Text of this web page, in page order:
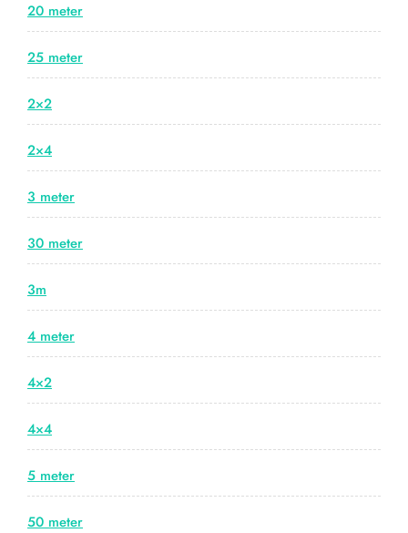
20 meter
25 meter
2×2
2×4
3 meter
30 meter
3m
4 meter
4×2
4×4
5 meter
50 meter